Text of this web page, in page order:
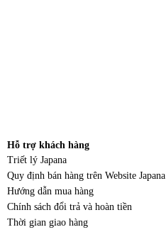
Hỗ trợ khách hàng
Triết lý Japana
Quy định bán hàng trên Website Japana
Hướng dẫn mua hàng
Chính sách đổi trả và hoàn tiền
Thời gian giao hàng